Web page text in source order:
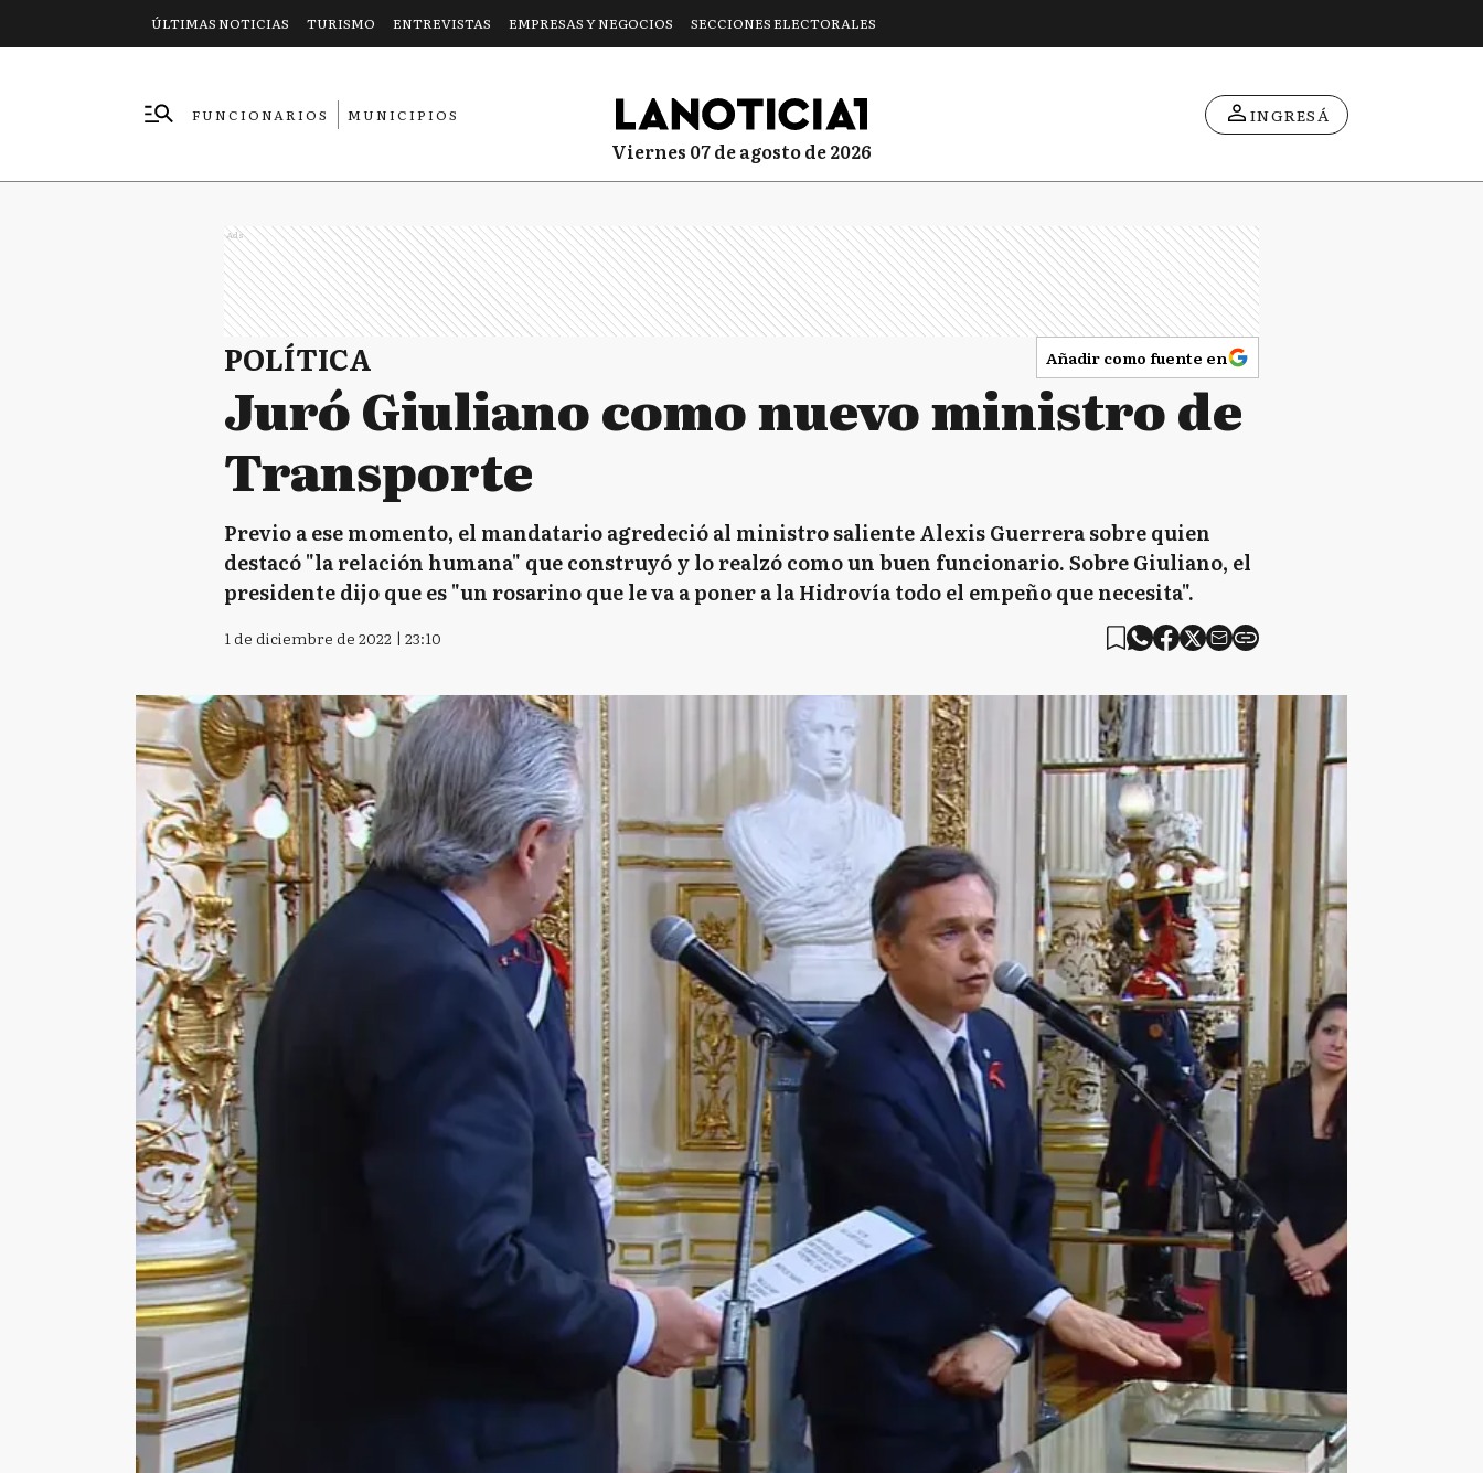
ÚLTIMAS NOTICIAS TURISMO ENTREVISTAS EMPRESAS Y NEGOCIOS SECCIONES ELECTORALES
FUNCIONARIOS
MUNICIPIOS
viernes 07 de agosto de 2026
INGRESÁ
Ads
POLÍTICA Añadir como fuente en
Juró Giuliano como nuevo ministro de
Transporte
Previo a ese momento, el mandatario agredeció al ministro saliente Alexis Guerrera sobre quien
destacó "la relación humana" que construyó y lo realzó como un buen funcionario. Sobre Giuliano, el
presidente dijo que es "un rosarino que le va a poner a la Hidrovía todo el empeño que necesita".
1 de diciembre de 2022 | 23:10